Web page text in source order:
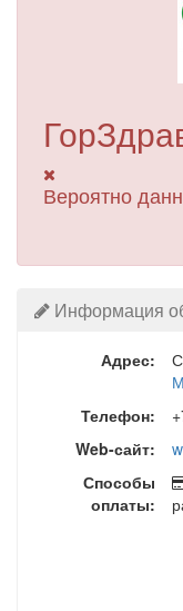
Вероятно
Информация
Адрес:
Телефон:
Web-сайт:
Способы
оплаты: